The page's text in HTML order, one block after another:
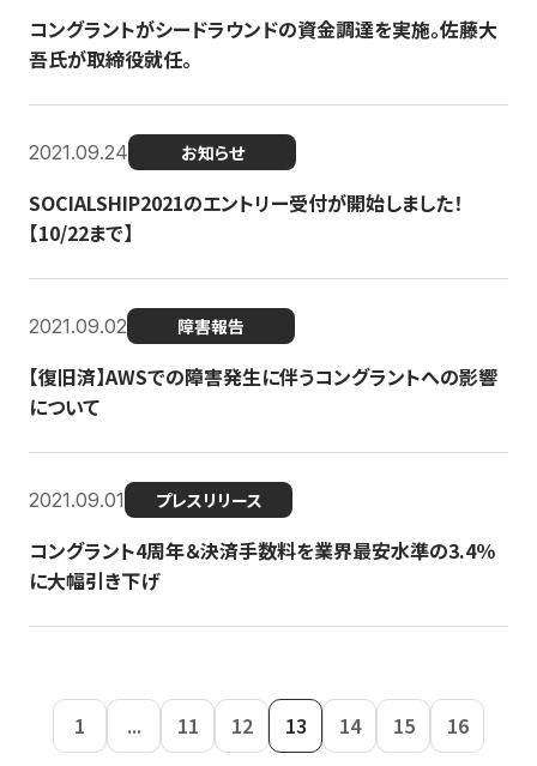
コングラントがシードラウンドの資金調達を実施。佐藤大
吾氏が取締役就任。
2021.09.24 お知らせ
SOCIALSHIP2021のエントリー受付が開始しました！
【10/22まで】
2021.09.02 障害報告
【復旧済】AWSでの障害発生に伴うコングラントへの影響
について
2021.09.01 プレスリリース
コングラント4周年＆決済手数料を業界最安水準の3.4％
に大幅引き下げ
1 ... 11 12 13 14 15 16